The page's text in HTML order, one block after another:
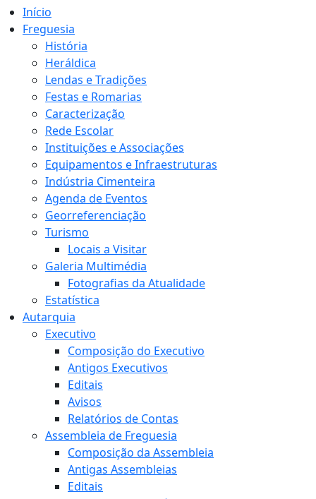
Início
Freguesia
História
Heráldica
Lendas e Tradições
Festas e Romarias
Caracterização
Rede Escolar
Instituições e Associações
Equipamentos e Infraestruturas
Indústria Cimenteira
Agenda de Eventos
Georreferenciação
Turismo
Locais a Visitar
Galeria Multimédia
Fotografias da Atualidade
Estatística
Autarquia
Executivo
Composição do Executivo
Antigos Executivos
Editais
Avisos
Relatórios de Contas
Assembleia de Freguesia
Composição da Assembleia
Antigas Assembleias
Editais